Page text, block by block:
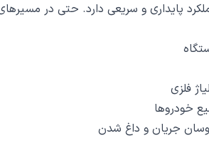
فلزی
خودروها
جریان و داغ شدن